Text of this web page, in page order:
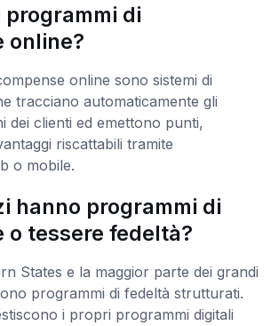
programmi di
online?
online sono sistemi di
tracciano automaticamente gli
dei clienti ed emettono punti,
riscattabili tramite
o mobile.
hanno programmi di
o tessere fedeltà?
States e la maggior parte dei grandi
programmi di fedeltà strutturati.
i propri programmi digitali